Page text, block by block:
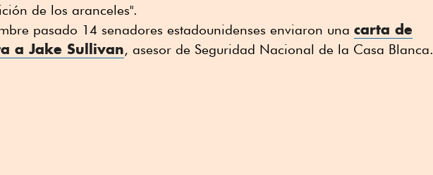
de los aranceles".
pasado 14 senadores estadounidenses enviaron una carta de
a Jake Sullivan, asesor de Seguridad Nacional de la Casa Blanca.